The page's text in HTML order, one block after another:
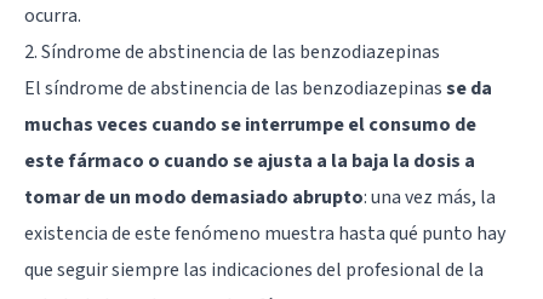
ocurra.
2. Síndrome de abstinencia de las benzodiazepinas
El síndrome de abstinencia de las benzodiazepinasse da
muchas veces cuando se interrumpe el consumo de
este fármaco o cuando se ajusta a la baja la dosis a
tomar de un modo demasiado abrupto: una vez más, la
existencia de este fenómeno muestra hasta qué punto hay
que seguir siempre las indicaciones del profesional de la